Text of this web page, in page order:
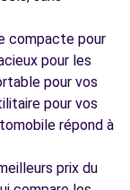
compacte pour
pour les
pour vos
pour vos
répond à
prix du